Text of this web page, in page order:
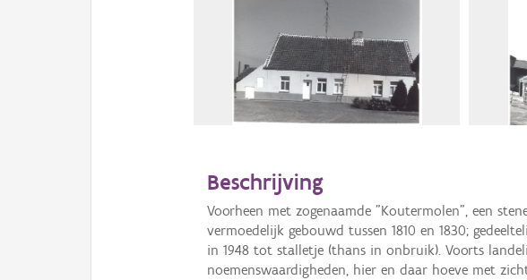
Beschrijving
Voorheen met zogenaamde "Koutermolen", een
vermoedelijk gebouwd tussen 1810 en 1830;
in 1948 tot stalletje (thans in onbruik). Voorts
noemenswaardigheden, hier en daar hoeve met